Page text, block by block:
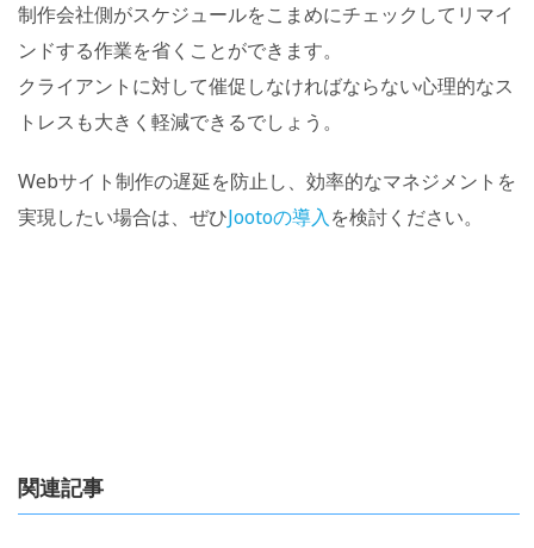
制作会社側がスケジュールをこまめにチェックしてリマイ
ンドする作業を省くことができます。
クライアントに対して催促しなければならない心理的なス
トレスも大きく軽減できるでしょう。
Webサイト制作の遅延を防止し、効率的なマネジメントを
実現したい場合は、ぜひJootoの導入を検討ください。
関連記事